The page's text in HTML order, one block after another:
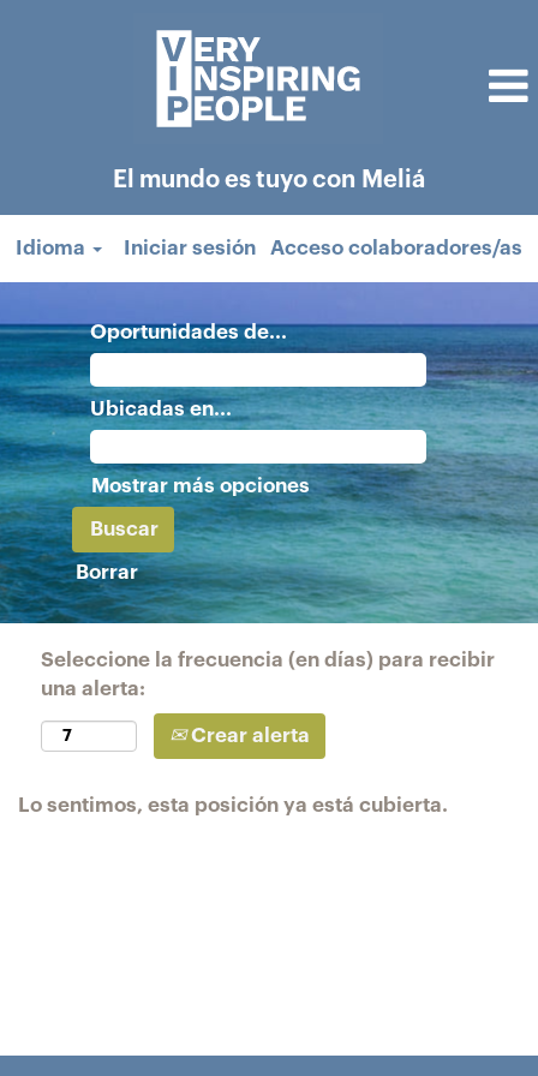
El mundo es tuyo con Meliá
Idioma Iniciar sesión Acceso colaboradores/as
Oportunidades de...
Ubicadas en...
Mostrar más opciones
Borrar
Seleccione la frecuencia (en días) para recibir
una alerta:
Crear alerta
Lo sentimos, esta posición ya está cubierta.